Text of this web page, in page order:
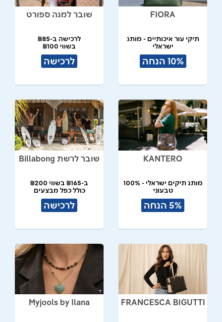
FIORA
תיקי עור איכותיים - מותג
ישראלי
10% הנחה
שובר למגה ספורט
לרכישה ב-₪85
בשווי ₪100
לרכישה
KANTERO
מותג תיקים ישראלי - 100%
טבעוני
תל אביב
5% הנחה
שובר לרשת Billabong
ב-₪165 בשווי ₪200
כולל כפל מבצעים
לרכישה
FRANCESCA BIGUTTI
Myjools by Ilana